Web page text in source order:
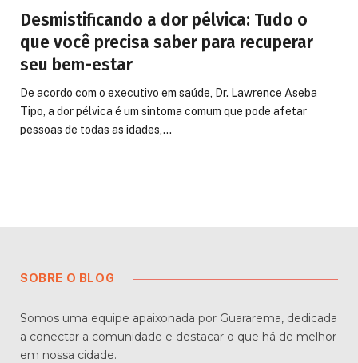
Desmistificando a dor pélvica: Tudo o
que você precisa saber para recuperar
seu bem-estar
De acordo com o executivo em saúde, Dr. Lawrence Aseba
Tipo, a dor pélvica é um sintoma comum que pode afetar
pessoas de todas as idades,…
SOBRE O BLOG
Somos uma equipe apaixonada por Guararema, dedicada
a conectar a comunidade e destacar o que há de melhor
em nossa cidade.